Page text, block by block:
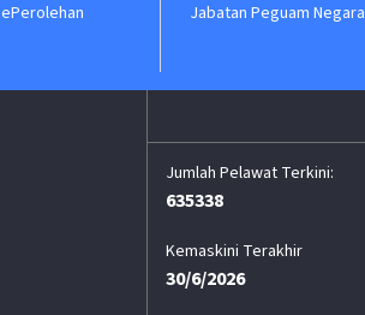
ePerolehan Jabatan Peguam Negara
635338
Kemaskini Terakhir
30/6/2026